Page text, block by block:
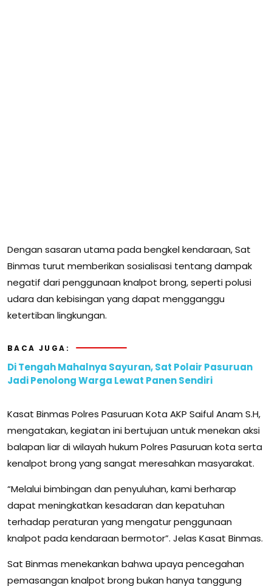
Dengan sasaran utama pada bengkel kendaraan, Sat
Binmas turut memberikan sosialisasi tentang dampak
negatif dari penggunaan knalpot brong, seperti polusi
udara dan kebisingan yang dapat mengganggu
ketertiban lingkungan.
BACA JUGA:
Di Tengah Mahalnya Sayuran, Sat Polair Pasuruan
Jadi Penolong Warga Lewat Panen Sendiri
Kasat Binmas Polres Pasuruan Kota AKP Saiful Anam S.H,
mengatakan, kegiatan ini bertujuan untuk menekan aksi
balapan liar di wilayah hukum Polres Pasuruan kota serta
kenalpot brong yang sangat meresahkan masyarakat.
“Melalui bimbingan dan penyuluhan, kami berharap
dapat meningkatkan kesadaran dan kepatuhan
terhadap peraturan yang mengatur penggunaan
knalpot pada kendaraan bermotor”. Jelas Kasat Binmas.
Sat Binmas menekankan bahwa upaya pencegahan
pemasangan knalpot brong bukan hanya tanggung